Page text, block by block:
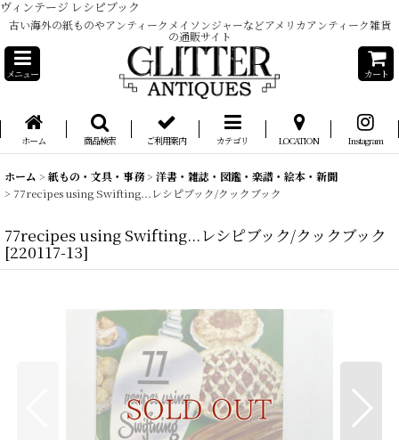
ヴィンテージ レシピブック
古い海外の紙ものやアンティークメイソンジャーなどアメリカアンティーク雑貨
の通販サイト
メニュー カート
ホーム 商品検索 ご利用案内 カテゴリ LOCATION Instagram
ホーム > 紙もの・文具・事務> 洋書・雑誌・図鑑・楽譜・絵本・新聞
> 77recipes using Swifting...レシピブック/クックブック
77recipes using Swifting...レシピブック/クックブック
[220117-13]